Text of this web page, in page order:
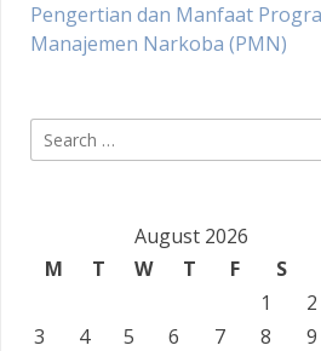
Pengertian dan Manfaat
Manajemen Narkoba (PMN)
Search
for:
August 2026
M
T W T F S
1
2
3
4 5 6 7 8
9